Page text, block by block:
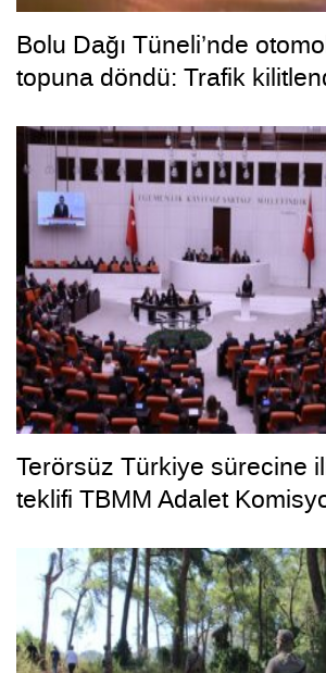
Bolu Dağı Tüneli’nde
topuna döndü: Trafik
Terörsüz Türkiye sürecine
teklifi TBMM Adalet